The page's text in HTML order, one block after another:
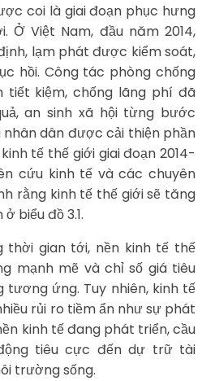
coi là giai đoạn phục hưng
Ở Việt Nam, đầu năm 2014,
lạm phát được kiểm soát,
hồi. Công tác phòng chống
tiết kiệm, chống lãng phí đã
an sinh xã hội từng bước
dân được cải thiện phần
tế thế giới giai đoạn 2014-
cứu kinh tế và các chuyên
rằng kinh tế thế giới sẽ tăng
biểu đồ 3.1.
thời gian tới, nền kinh tế thế
mạnh mẽ và chỉ số giá tiêu
tương ứng. Tuy nhiên, kinh tế
rủi ro tiềm ẩn như sự phát
kinh tế đang phát triển, cầu
tiêu cực đến dự trữ tài
trường sống.